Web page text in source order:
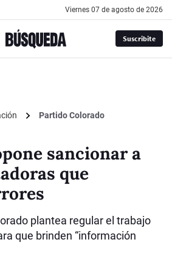
viernes 07 de agosto de 2026
Suscribite
Partido Colorado
sancionar a
que
plantea regular el trabajo
que brinden “información